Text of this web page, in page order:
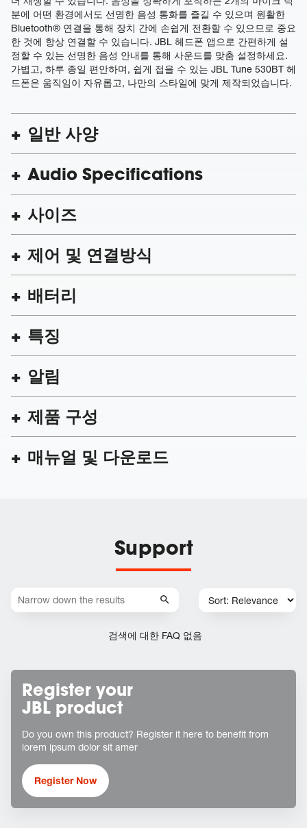
분에 어떤 환경에서도 선명한 음성 통화를 즐길 수 있으며 원활한
Bluetooth® 연결을 통해 장치 간에 손쉽게 전환할 수 있으므로 중요
한 것에 항상 연결할 수 있습니다. JBL 헤드폰 앱으로 간편하게 설
정할 수 있는 선명한 음성 안내를 통해 사운드를 맞춤 설정하세요.
가볍고, 하루 종일 편안하며, 쉽게 접을 수 있는 JBL Tune 530BT 헤
드폰은 움직임이 자유롭고, 나만의 스타일에 맞게 제작되었습니다.
일반 사양
Audio Specifications
사이즈
제어 및 연결방식
배터리
특징
알림
제품 구성
매뉴얼 및 다운로드
Support
검색에 대한 FAQ 없음
Register your
JBL product
Do you own this product? Register it here to benefit from
lorem ipsum dolor sit amer
Register Now